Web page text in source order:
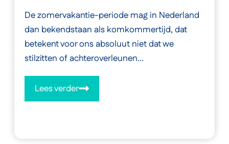
De zomervakantie-periode mag in Nederland
dan bekendstaan als komkommertijd, dat
betekent voor ons absoluut niet dat we
stilzitten of achteroverleunen...
Lees verder